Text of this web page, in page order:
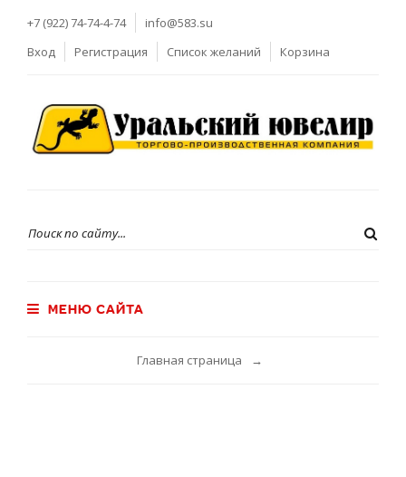
+7 (922) 74-74-4-74
info@583.su
Вход
Регистрация Список желаний Корзина
МЕНЮ САЙТА
Главная страница →